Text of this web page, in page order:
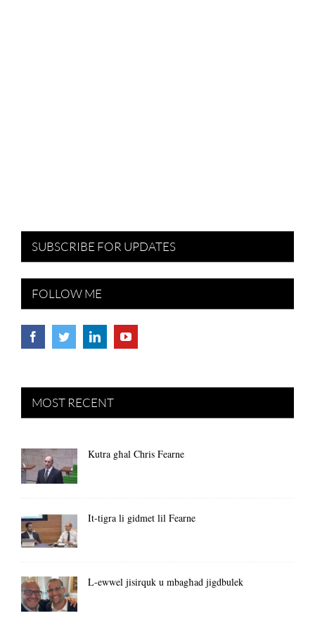
SUBSCRIBE FOR UPDATES
FOLLOW ME
MOST RECENT
Kutra għal Chris Fearne
It-tigra li gidmet lil Fearne
L-ewwel jisirquk u mbagħad jigdbulek